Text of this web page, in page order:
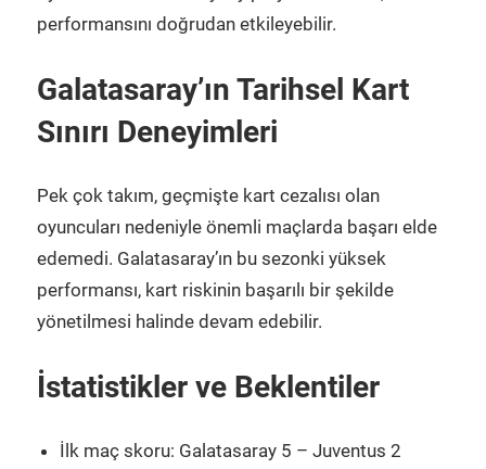
performansını doğrudan etkileyebilir.
Galatasaray’ın Tarihsel Kart
Sınırı Deneyimleri
Pek çok takım, geçmişte kart cezalısı olan
oyuncuları nedeniyle önemli maçlarda başarı elde
edemedi. Galatasaray’ın bu sezonki yüksek
performansı, kart riskinin başarılı bir şekilde
yönetilmesi halinde devam edebilir.
İstatistikler ve Beklentiler
İlk maç skoru: Galatasaray 5 – Juventus 2